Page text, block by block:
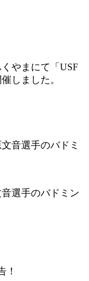
やまにて「USF
しました。
選手のバドミン